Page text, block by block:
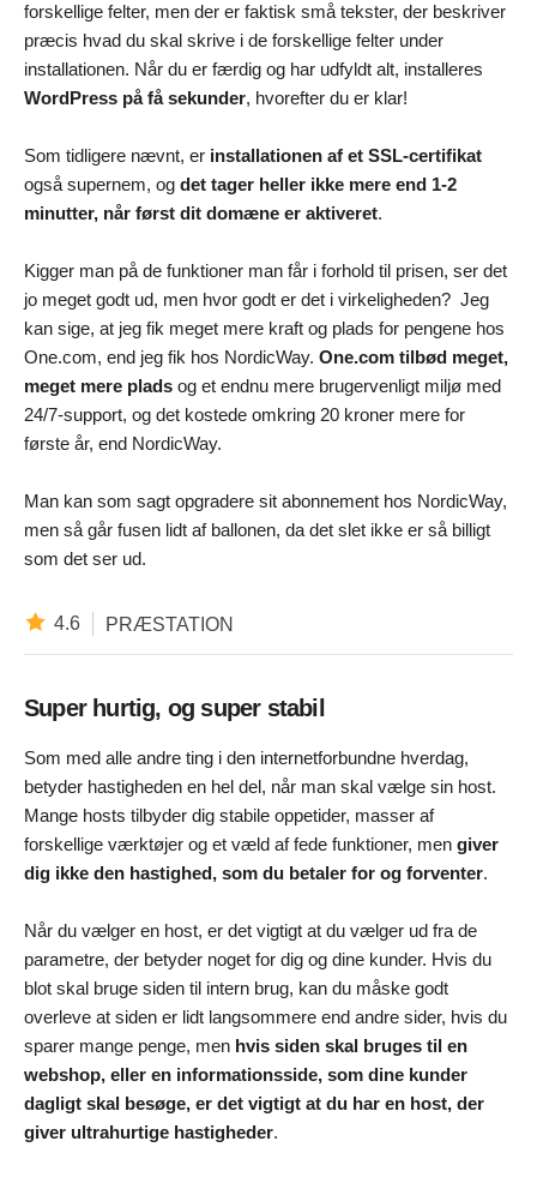
forskellige felter, men der er faktisk små tekster, der beskriver
præcis hvad du skal skrive i de forskellige felter under
installationen. Når du er færdig og har udfyldt alt, installeres
WordPress på få sekunder, hvorefter du er klar!
Som tidligere nævnt, er installationen af et SSL-certifikat
også supernem, og det tager heller ikke mere end 1-2
minutter, når først dit domæne er aktiveret.
Kigger man på de funktioner man får i forhold til prisen, ser det
jo meget godt ud, men hvor godt er det i virkeligheden? Jeg
kan sige, at jeg fik meget mere kraft og plads for pengene hos
One.com, end jeg fik hos NordicWay. One.com tilbød meget,
meget mere plads og et endnu mere brugervenligt miljø med
24/7-support, og det kostede omkring 20 kroner mere for
første år, end NordicWay.
Man kan som sagt opgradere sit abonnement hos NordicWay,
men så går fusen lidt af ballonen, da det slet ikke er så billigt
som det ser ud.
4.6 PRÆSTATION
Super hurtig, og super stabil
Som med alle andre ting i den internetforbundne hverdag,
betyder hastigheden en hel del, når man skal vælge sin host.
Mange hosts tilbyder dig stabile oppetider, masser af
forskellige værktøjer og et væld af fede funktioner, men giver
dig ikke den hastighed, som du betaler for og forventer.
Når du vælger en host, er det vigtigt at du vælger ud fra de
parametre, der betyder noget for dig og dine kunder. Hvis du
blot skal bruge siden til intern brug, kan du måske godt
overleve at siden er lidt langsommere end andre sider, hvis du
sparer mange penge, men hvis siden skal bruges til en
webshop, eller en informationsside, som dine kunder
dagligt skal besøge, er det vigtigt at du har en host, der
giver ultrahurtige hastigheder.